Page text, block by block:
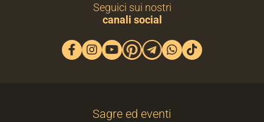
Seguici sui nostri
canali social
Sagre ed eventi